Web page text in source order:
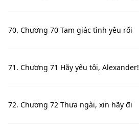
70. Chương 70 Tam giác tình yêu rối
71. Chương 71 Hãy yêu tôi, Alexander!
72. Chương 72 Thưa ngài, xin hãy đi